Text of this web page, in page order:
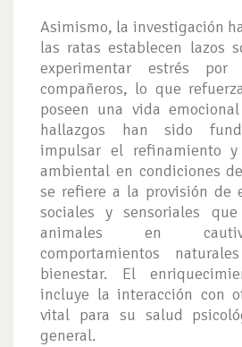
Asimismo, la investigación
las ratas establecen lazos
experimentar estrés
compañeros, lo que
poseen una vida
hallazgos han sido
impulsar el refinamiento y
ambiental en condiciones
se refiere a la provisión de
sociales y sensoriales
animales en
comportamientos
bienestar. El
incluye la interacción con
vital para su salud
general.